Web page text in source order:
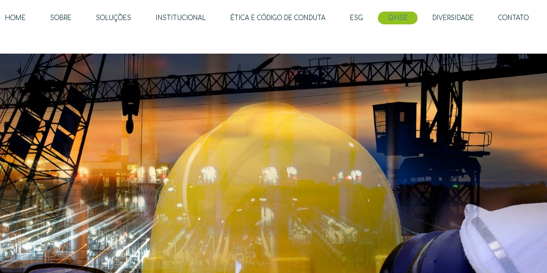
HOME SOBRE SOLUÇÕES INSTITUCIONAL ÉTICA E CÓDIGO DE CONDUTA ESG QHSE DIVERSIDADE CONTATO